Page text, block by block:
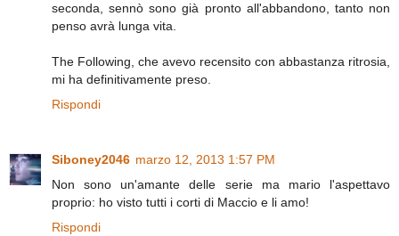
seconda, sennò sono già pronto all'abbandono, tanto non
penso avrà lunga vita.
The Following, che avevo recensito con abbastanza ritrosia,
mi ha definitivamente preso.
Rispondi
Siboney2046 marzo 12, 2013 1:57 PM
Non sono un'amante delle serie ma mario l'aspettavo
proprio: ho visto tutti i corti di Maccio e li amo!
Rispondi